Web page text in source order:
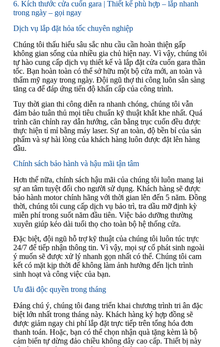
6. Kích thước cửa cuốn gara | Thiết kế phù hợp – lắp nhanh
trong ngày – gọi ngay
Dịch vụ lắp đặt hỏa tốc chuyên nghiệp
Chúng tôi thấu hiểu sâu sắc nhu cầu cần hoàn thiện gấp
không gian sống của nhiều gia chủ hiện nay. Vì vậy, chúng tôi
tự hào cung cấp dịch vụ thiết kế và lắp đặt cửa cuốn gara thần
tốc. Bạn hoàn toàn có thể sở hữu một bộ cửa mới, an toàn và
thẩm mỹ ngay trong ngày. Đội ngũ thợ thi công luôn sẵn sàng
tăng ca để đáp ứng tiến độ khẩn cấp của công trình.
Tuy thời gian thi công diễn ra nhanh chóng, chúng tôi vẫn
đảm bảo tuân thủ mọi tiêu chuẩn kỹ thuật khắt khe nhất. Quá
trình căn chỉnh ray dẫn hướng, cân bằng trục cuốn đều được
thực hiện tỉ mỉ bằng máy laser. Sự an toàn, độ bền bỉ của sản
phẩm và sự hài lòng của khách hàng luôn được đặt lên hàng
đầu.
Chính sách bảo hành và hậu mãi tận tâm
Hơn thế nữa, chính sách hậu mãi của chúng tôi luôn mang lại
sự an tâm tuyệt đối cho người sử dụng. Khách hàng sẽ được
bảo hành motor chính hãng với thời gian lên đến 5 năm. Đồng
thời, chúng tôi cung cấp dịch vụ bảo trì, tra dầu mỡ định kỳ
miễn phí trong suốt năm đầu tiên. Việc bảo dưỡng thường
xuyên giúp kéo dài tuổi thọ cho toàn bộ hệ thống cửa.
Đặc biệt, đội ngũ hỗ trợ kỹ thuật của chúng tôi luôn túc trực
24/7 để tiếp nhận thông tin. Vì vậy, mọi sự cố phát sinh ngoài
ý muốn sẽ được xử lý nhanh gọn nhất có thể. Chúng tôi cam
kết có mặt kịp thời để không làm ảnh hưởng đến lịch trình
sinh hoạt và công việc của bạn.
Ưu đãi độc quyền trong tháng
Đáng chú ý, chúng tôi đang triển khai chương trình tri ân đặc
biệt lớn nhất trong tháng này. Khách hàng ký hợp đồng sẽ
được giảm ngay chi phí lắp đặt trực tiếp trên tổng hóa đơn
thanh toán. Hoặc, bạn có thể chọn nhận quà tặng kèm là bộ
cảm biến tự dừng đảo chiều không dây cao cấp. Thiết bị này